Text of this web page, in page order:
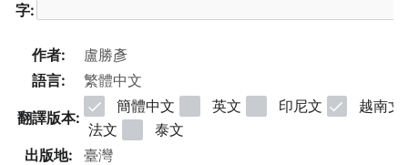
字:
作者:
語言:
翻譯版本:
簡體中文 英文 印尼文
越南文
法文
泰文
出版地: